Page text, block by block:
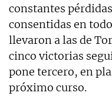
constantes
consentidas en
llevaron a las de
cinco victorias
pone tercero, en
próximo curso.